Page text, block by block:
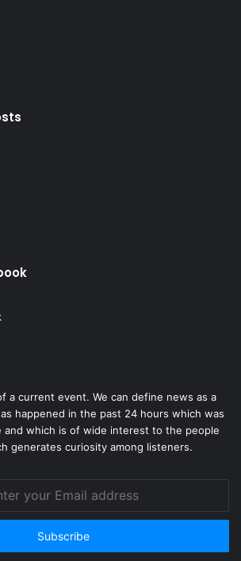
a current event. We can define news as a
happened in the past 24 hours which was
and which is of wide interest to the people
generates curiosity among listeners.